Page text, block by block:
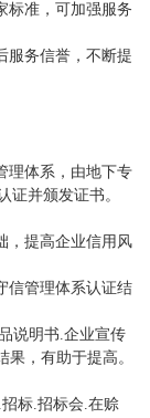
标准，可加强服务
服务信誉，不断提
理体系，由地下专
证并颁发证书。
，提高企业信用风
信管理体系认证结
说明书.企业宣传
，有助于提高。
标.招标会.在赊